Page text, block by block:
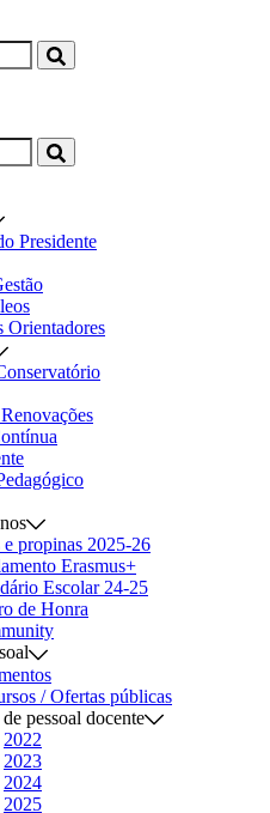
Presidente
Orientadores
e propinas 2025-26
Erasmus+
Escolar 24-25
de Honra
/ Ofertas públicas
pessoal docente
2022
2023
2024
2025